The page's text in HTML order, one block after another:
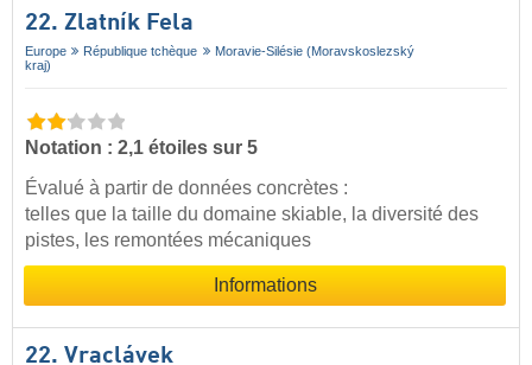
22. Zlatník Fela
Europe République tchèque
Moravie-Silésie (Moravskoslezský
kraj)
Notation : 2,1 étoiles sur 5
Évalué à partir de données concrètes :
telles que la taille du domaine skiable, la diversité des
pistes, les remontées mécaniques
Informations
22. Vraclávek